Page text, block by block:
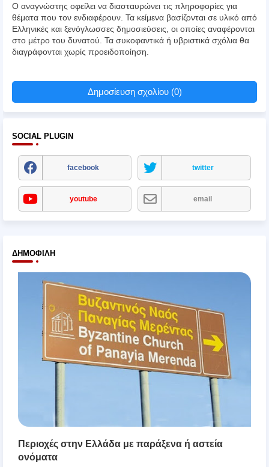
Ο αναγνώστης οφείλει να διασταυρώνει τις πληροφορίες για
θέματα που τον ενδιαφέρουν. Τα κείμενα βασίζονται σε υλικό από
Ελληνικές και ξενόγλωσσες δημοσιεύσεις, οι οποίες αναφέρονται
στο μέτρο του δυνατού. Τα συκοφαντικά ή υβριστικά σχόλια θα
διαγράφονται χωρίς προειδοποίηση.
Δημοσίευση σχολίου (0)
SOCIAL PLUGIN
facebook twitter
youtube email
ΔΗΜΟΦΙΛΉ
Περιοχές στην Ελλάδα με παράξενα ή αστεία
ονόματα